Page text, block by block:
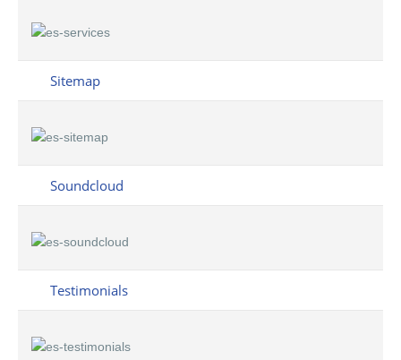
Sitemap
Soundcloud
Testimonials